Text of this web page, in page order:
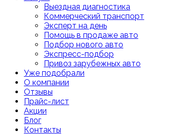
Выездная диагностика
Коммерческий транспорт
Эксперт на день
Помощь в продаже авто
Подбор нового авто
Экспресс-подбор
Привоз зарубежных авто
Уже подобрали
О компании
Отзывы
Прайс-лист
Акции
Блог
Контакты